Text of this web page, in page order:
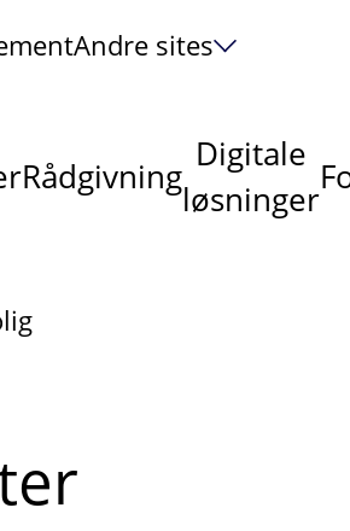
Andre sites
Rådgivning
Digitale
løsninger